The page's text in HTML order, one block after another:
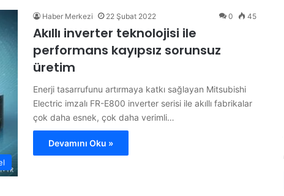
Haber Merkezi 22 Şubat 2022 0 45
Akıllı inverter teknolojisi ile
performans kayıpsız sorunsuz
üretim
Enerji tasarrufunu artırmaya katkı sağlayan Mitsubishi
Electric imzalı FR-E800 inverter serisi ile akıllı fabrikalar
çok daha esnek, çok daha verimli…
Devamını Oku »